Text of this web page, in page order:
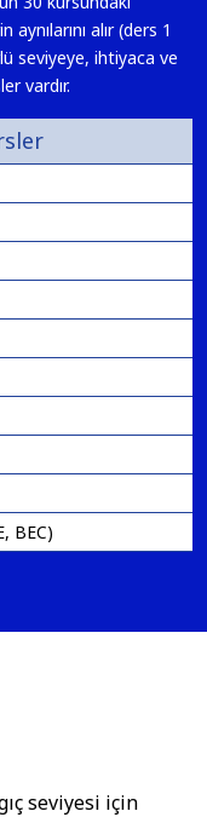
alır (ders 1
seviyeye, ihtiyaca ve
vardır.
BEC)
seviyesi için